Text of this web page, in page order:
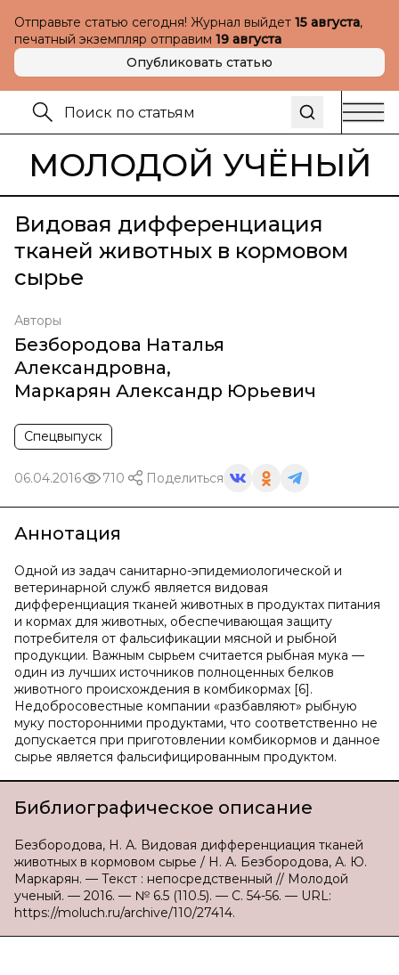
Отправьте статью сегодня! Журнал выйдет 15 августа,
печатный экземпляр отправим 19 августа
Опубликовать статью
МОЛОДОЙ УЧЁНЫЙ
Видовая дифференциация
тканей животных в кормовом
сырье
Авторы
Безбородова Наталья
Александровна,
Маркарян Александр Юрьевич
Спецвыпуск
06.04.2016 710 Поделиться
Аннотация
Одной из задач санитарно-эпидемиологической и
ветеринарной служб является видовая
дифференциация тканей животных в продуктах питания
и кормах для животных, обеспечивающая защиту
потребителя от фальсификации мясной и рыбной
продукции. Важным сырьем считается рыбная мука —
один из лучших источников полноценных белков
животного происхождения в комбикормах [6].
Недобросовестные компании «разбавляют» рыбную
муку посторонними продуктами, что соответственно не
допускается при приготовлении комбикормов и данное
сырье является фальсифицированным продуктом.
Библиографическое описание
Безбородова, Н. А. Видовая дифференциация тканей
животных в кормовом сырье / Н. А. Безбородова, А. Ю.
Маркарян. — Текст : непосредственный // Молодой
ученый. — 2016. — № 6.5 (110.5). — С. 54-56. — URL:
https://moluch.ru/archive/110/27414.